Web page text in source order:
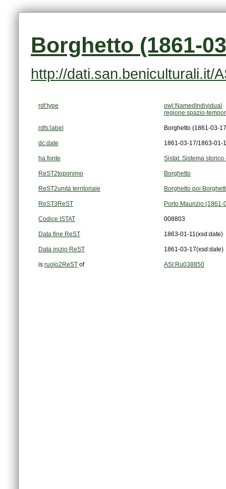
Borghetto (1861-
http://dati.san.beniculturali.it/
rdf:type
owl:NamedIndividual
regione spazio-
rdfs:label Borghetto (1861-03-
dc:date 1861-03-17/1863-01-
ha fonte Sistat. Sistema
ReST2toponimo Borghetto
ReST2unità territoriale Borghetto poi
ReST3ReST Porto Maurizio
Codice ISTAT 008803
Data fine ReST 1863-01-11(xsd:date)
Data inizio ReST 1861-03-17(xsd:date)
is ruolo2ReST of ASI:Ru038850